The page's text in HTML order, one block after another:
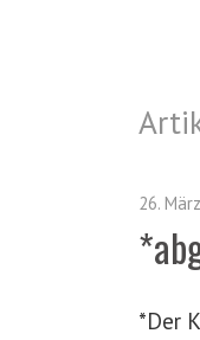
26.
*Der